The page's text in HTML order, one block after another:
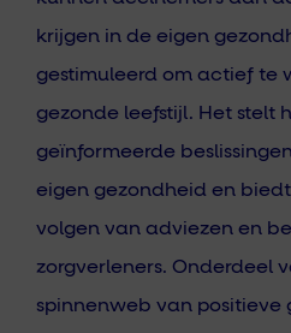
krijgen in de eigen
gestimuleerd om actief te
gezonde leefstijl. Het stelt
geïnformeerde
eigen gezondheid en
volgen van adviezen en
zorgverleners. Onderdeel
spinnenweb van positieve